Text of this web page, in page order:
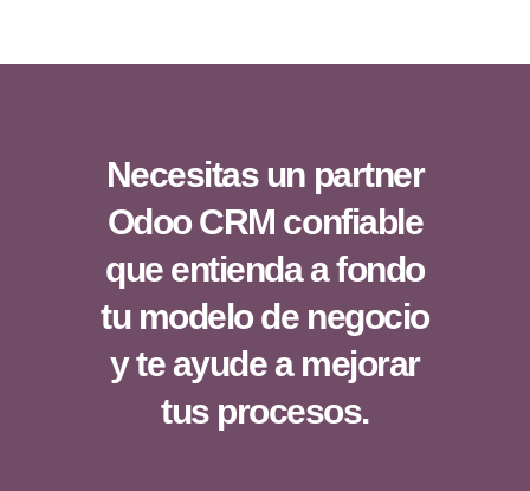
Necesitas un partner
Odoo CRM confiable
que entienda a fondo
tu modelo de negocio
y te ayude a mejorar
tus procesos.